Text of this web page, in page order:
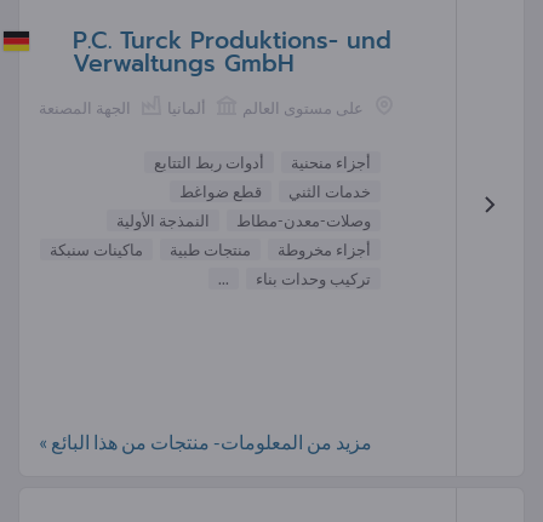
P.C. Turck Produktions- und
Verwaltungs GmbH
الجهة المصنعة ألمانيا على مستوى العالم
أجزاء منحنية
أدوات ربط التتابع
خدمات الثني
قطع ضواغط
وصلات-معدن-مطاط
النمذجة الأولية
أجزاء مخروطة
منتجات طبية
ماكينات سنبكة
تركيب وحدات بناء
...
مزيد من المعلومات- منتجات من هذا البائع »